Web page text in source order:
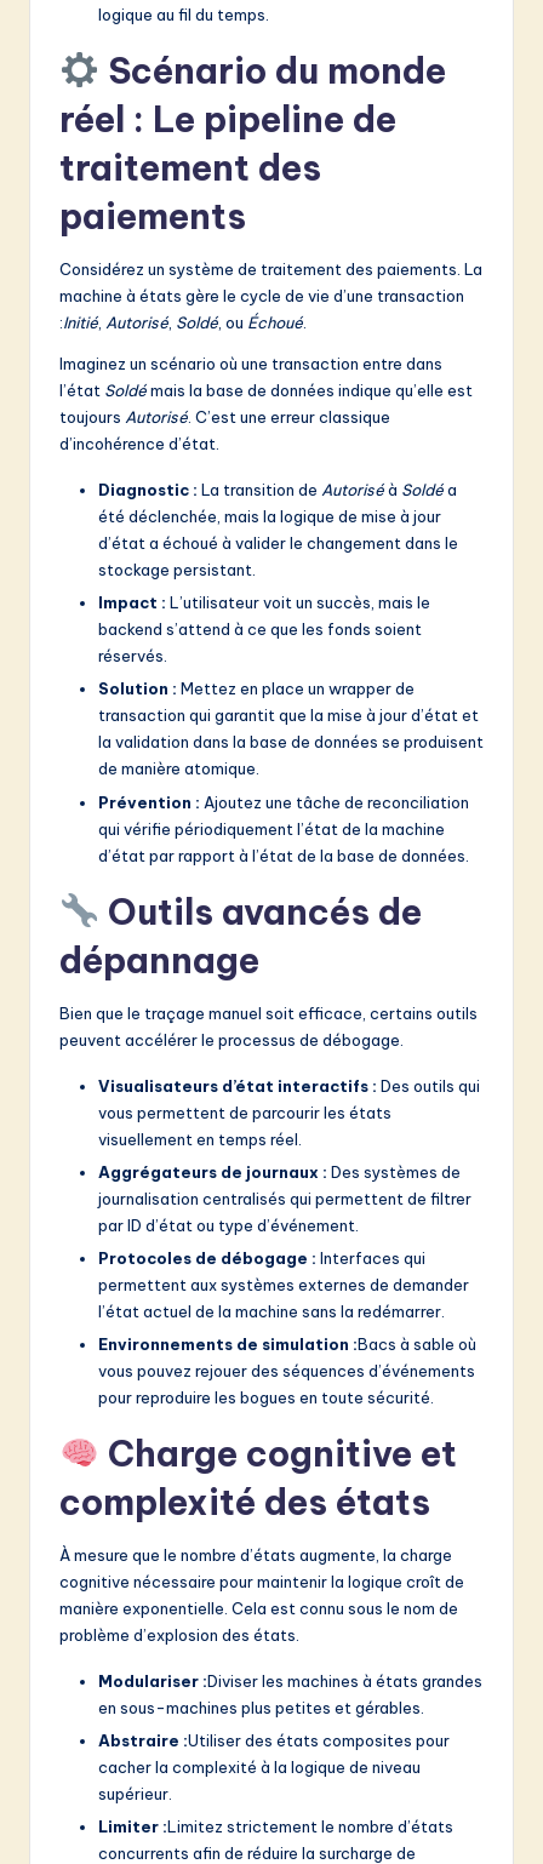
logique au fil du temps.
Scénario du monde
réel : Le pipeline de
traitement des
paiements
Considérez un système de traitement des paiements. La
machine à états gère le cycle de vie d’une transaction
:Initié, Autorisé, Soldé, ou Échoué.
Imaginez un scénario où une transaction entre dans
l’état Soldémais la base de données indique qu’elle est
toujours Autorisé. C’est une erreur classique
d’incohérence d’état.
Diagnostic : La transition de Autoriséà Soldéa
été déclenchée, mais la logique de mise à jour
d’état a échoué à valider le changement dans le
stockage persistant.
Impact : L’utilisateur voit un succès, mais le
backend s’attend à ce que les fonds soient
réservés.
Solution : Mettez en place un wrapper de
transaction qui garantit que la mise à jour d’état et
la validation dans la base de données se produisent
de manière atomique.
Prévention : Ajoutez une tâche de reconciliation
qui vérifie périodiquement l’état de la machine
d’état par rapport à l’état de la base de données.
Outils avancés de
dépannage
Bien que le traçage manuel soit efficace, certains outils
peuvent accélérer le processus de débogage.
Visualisateurs d’état interactifs : Des outils qui
vous permettent de parcourir les états
visuellement en temps réel.
Aggrégateurs de journaux : Des systèmes de
journalisation centralisés qui permettent de filtrer
par ID d’état ou type d’événement.
Protocoles de débogage : Interfaces qui
permettent aux systèmes externes de demander
l’état actuel de la machine sans la redémarrer.
Environnements de simulation :Bacs à sable où
vous pouvez rejouer des séquences d’événements
pour reproduire les bogues en toute sécurité.
Charge cognitive et
complexité des états
À mesure que le nombre d’états augmente, la charge
cognitive nécessaire pour maintenir la logique croît de
manière exponentielle. Cela est connu sous le nom de
problème d’explosion des états.
Modulariser :Diviser les machines à états grandes
en sous-machines plus petites et gérables.
Abstraire :Utiliser des états composites pour
cacher la complexité à la logique de niveau
supérieur.
Limiter :Limitez strictement le nombre d’états
concurrents afin de réduire la surcharge de